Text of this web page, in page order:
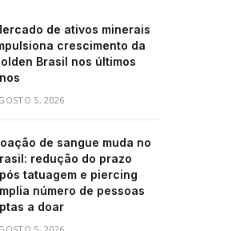
de ativos minerais
crescimento da
Brasil nos últimos
5, 2026
de sangue muda no
redução do prazo
tatuagem e piercing
número de pessoas
a doar